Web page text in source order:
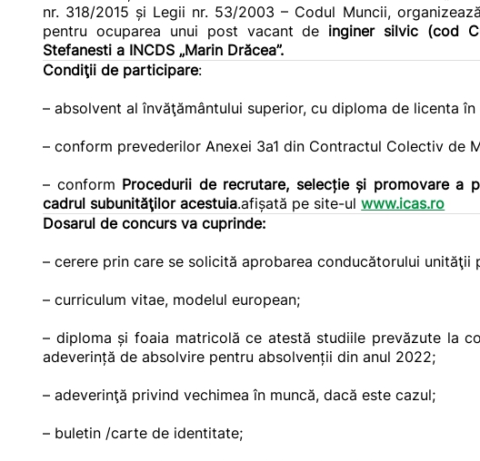
nr. 318/2015 și Legii nr. 53/2003 – Codul Muncii,
pentru ocuparea unui post vacant de inginer silvic (cod
Stefanesti a INCDS „Marin Drăcea”.
Condiţii de participare:
– absolvent al învăţământului superior, cu diploma de licenta
– conform prevederilor Anexei 3a1 din Contractul Colectiv de
– conform Procedurii de recrutare, selecție și promovare a
cadrul subunităţilor acestuia.afișată pe site-ulwww.icas.ro
Dosarul de concurs va cuprinde:
– cerere prin care se solicită aprobarea conducătorului unităţii
– curriculum vitae, modelul european;
– diploma și foaia matricolă ce atestă studiile prevăzute la
adeverință de absolvire pentru absolvenții din anul 2022;
– adeverinţă privind vechimea în muncă, dacă este cazul;
– buletin /carte de identitate;